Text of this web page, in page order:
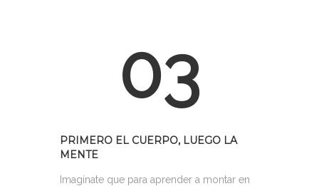
03
PRIMERO EL CUERPO, LUEGO LA
MENTE
Imagínate que para aprender a montar en